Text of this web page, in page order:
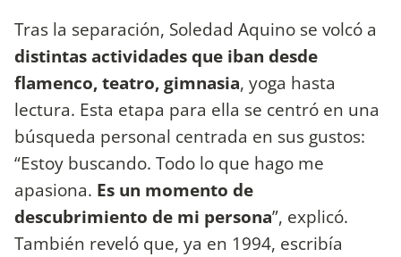
Tras la separación, Soledad Aquino se volcó a
distintas actividades que iban desde
flamenco, teatro, gimnasia, yoga hasta
lectura. Esta etapa para ella se centró en una
búsqueda personal centrada en sus gustos:
“Estoy buscando. Todo lo que hago me
apasiona. Es un momento de
descubrimiento de mi persona”, explicó.
También reveló que, ya en 1994, escribía